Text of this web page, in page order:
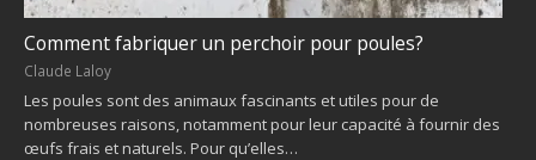
Comment fabriquer un perchoir pour poules?
Claude Laloy
Les poules sont des animaux fascinants et utiles pour de
nombreuses raisons, notamment pour leur capacité à fournir des
œufs frais et naturels. Pour qu’elles…